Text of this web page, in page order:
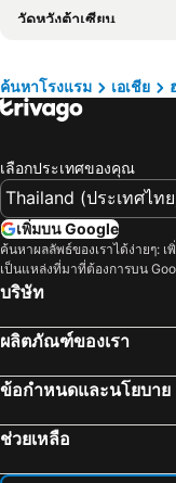
Shenzhen Lafei Hotel
วัดหวังต้าเซียน
Tsim Sha Tsui Metro
เซนทรัล
International Airport
Central Metro Station
Tung Chung
ถนนนาธาน
Shenzhen Bao''an
Tung Chung Metro
North Point Metro
HKU Metro Station
ค้นหาโรงแรม เอเชีย
เลือกประเทศของคุณ
เพิ่มบน Google
ค้นหาผลลัพธ์ของเราได้ง่ายๆ: เ
เป็นแหล่งที่มาที่ต้องการบน
บริษัท
ผลิตภัณฑ์ของเรา
ข้อกำหนดและนโยบาย
ช่วยเหลือ